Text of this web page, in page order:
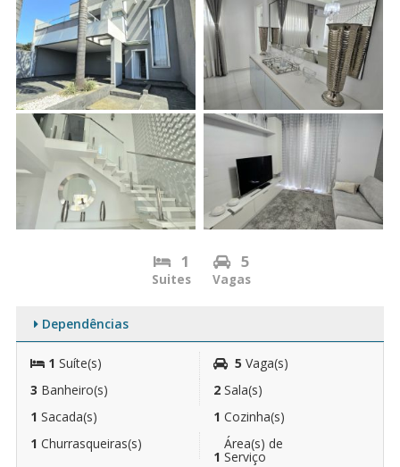
1
Suites
5
Vagas
Dependências
1 Suíte(s) 5 Vaga(s)
3 Banheiro(s) 2 Sala(s)
1 Sacada(s) 1 Cozinha(s)
1 Churrasqueiras(s)
1
Área(s) de
Serviço